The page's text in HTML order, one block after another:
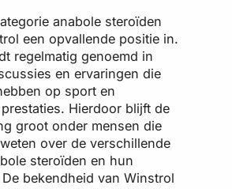
anabole steroïden
een opvallende positie in.
regelmatig genoemd in
en ervaringen die
op sport en
Hierdoor blijft de
groot onder mensen die
over de verschillende
steroïden en hun
bekendheid van Winstrol